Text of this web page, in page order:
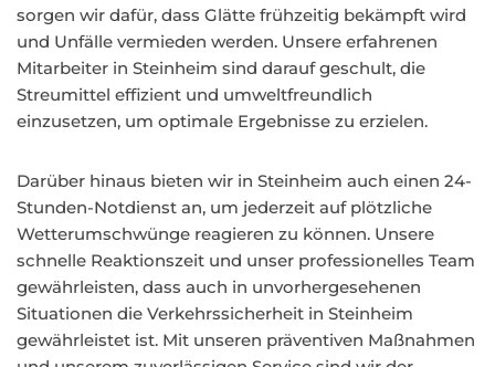
sorgen wir dafür, dass Glätte frühzeitig bekämpft wird
und Unfälle vermieden werden. Unsere erfahrenen
Mitarbeiter in Steinheim sind darauf geschult, die
Streumittel effizient und umweltfreundlich
einzusetzen, um optimale Ergebnisse zu erzielen.
Darüber hinaus bieten wir in Steinheim auch einen 24-
Stunden-Notdienst an, um jederzeit auf plötzliche
Wetterumschwünge reagieren zu können. Unsere
schnelle Reaktionszeit und unser professionelles Team
gewährleisten, dass auch in unvorhergesehenen
Situationen die Verkehrssicherheit in Steinheim
gewährleistet ist. Mit unseren präventiven Maßnahmen